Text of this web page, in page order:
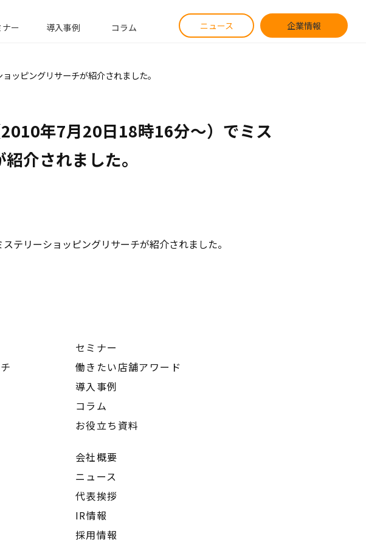
ー 導入事例 コラム ニュース 企業情報
ッピングリサーチが紹介されました。
年7月20日18時16分～）でミス
介されました。
テリーショッピングリサーチが紹介されました。
セミナー
働きたい店舗アワード
導入事例
コラム
お役立ち資料
会社概要
ニュース
代表挨拶
IR情報
採用情報